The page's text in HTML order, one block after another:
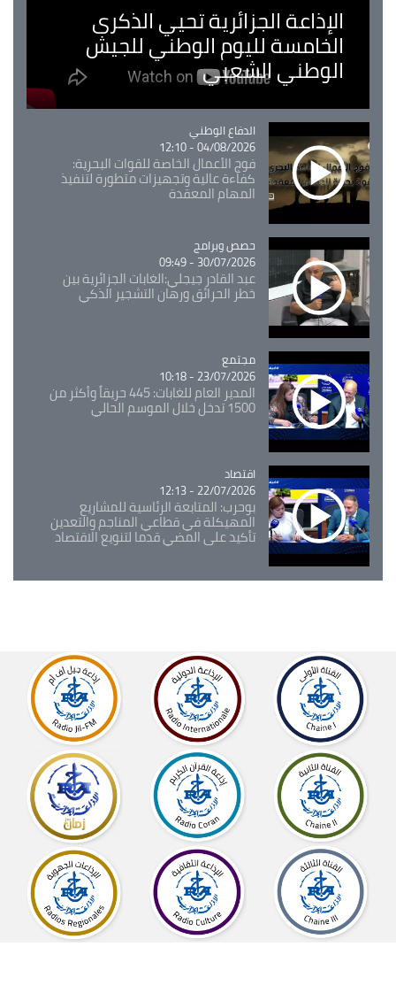
الإذاعة الجزائرية تحيي الذكرى
الخامسة لليوم الوطني للجيش
الوطني الشعبي
Catégorie
الدفاع الوطني
04/08/2026 - 12:10
فوج الأعمال الخاصة للقوات البحرية:
كفاءة عالية وتجهيزات متطورة لتنفيذ
المهام المعقدة
Catégorie
حصص وبرامج
30/07/2026 - 09:49
عبد القادر جيجلي:الغابات الجزائرية بين
خطر الحرائق ورهان التشجير الذكي
Catégorie
مجتمع
23/07/2026 - 10:18
المدير العام للغابات: 445 حريقاً وأكثر من
1500 تدخل خلال الموسم الحالي
Catégorie
اقتصاد
22/07/2026 - 12:13
بوحرب: المتابعة الرئاسية للمشاريع
المهيكلة في قطاعي المناجم والتعدين
تأكيد على المضي قدما لتنويع الاقتصاد